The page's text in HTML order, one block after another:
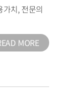
가치, 전문의
MORE